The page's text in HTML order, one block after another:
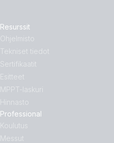
Resurssit
Ohjelmisto
Tekniset tiedot
Sertifikaatit
Esitteet
MPPT-laskuri
Hinnasto
Professional
Koulutus
Messut